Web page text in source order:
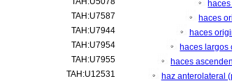
TAH:U7587
haces
TAH:U7944
haces
TAH:U7954
haces
TAH:U7955
haces
TAH:U12531
haz anterolateral